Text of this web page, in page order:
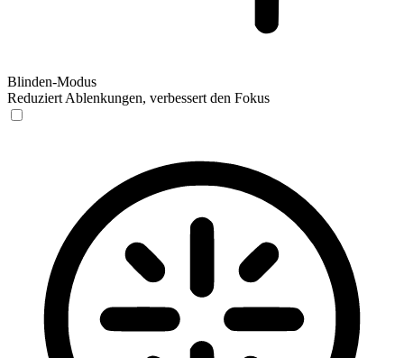
Blinden-Modus
Reduziert Ablenkungen, verbessert den Fokus